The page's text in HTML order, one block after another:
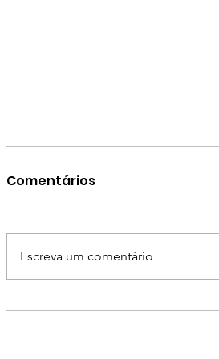
Encontro do MIDIACOM-
Comentários
Escreva um comentário